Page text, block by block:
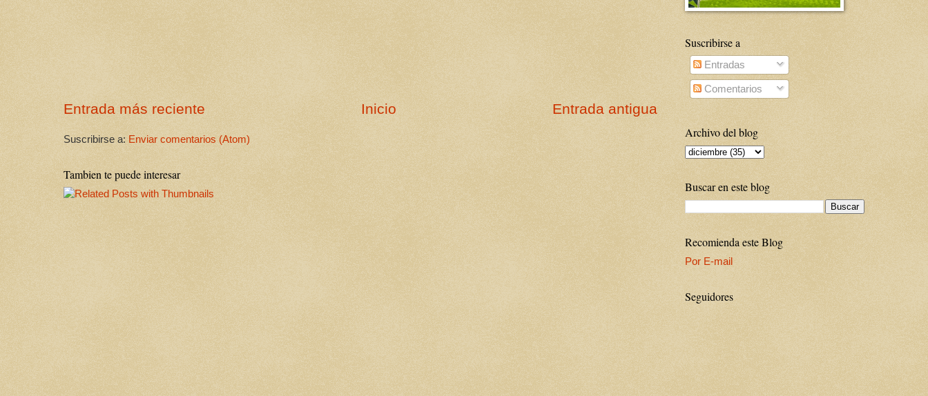
Entrada más reciente Entrada antigua
Inicio
Suscribirse a: Enviar comentarios (Atom)
Tambien te puede interesar
Suscribirse a
Entradas
Comentarios
Archivo del blog
Buscar en este blog
Recomienda este Blog
Por E-mail
Seguidores